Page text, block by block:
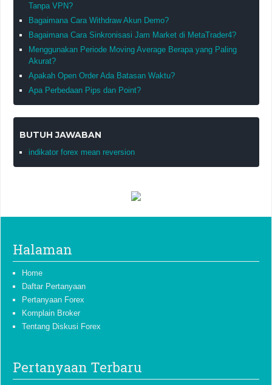
Tanpa VPN?
Bagaimana Cara Withdraw Akun Demo?
Bagaimana Cara Sinkronisasi Jam Market di MetaTrader4?
Menggunakan Periode Moving Average Berapa yang Paling
Akurat?
Apakah Open Order Ada Batasan Waktu?
Apa Perbedaan Pips dan Point?
BUTUH JAWABAN
indikator forex mean reversion
Halaman
Home
Daftar Pertanyaan
Pertanyaan Forex
Komplain Broker
Tentang Diskusi Forex
Pertanyaan Terbaru